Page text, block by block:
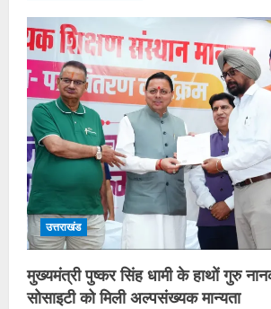
उत्तराखंड
मुख्यमंत्री पुष्कर सिंह धामी के हाथों गुरु
सोसाइटी को मिली अल्पसंख्यक मान्यता